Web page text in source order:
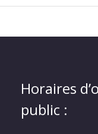
Horaires
public :